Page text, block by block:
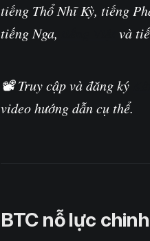
tiếng Thổ Nhĩ Kỳ, tiếng
tiếng Nga,
và
📽️ Truy cập và đăng ký
video hướng dẫn cụ thể.
BTC nỗ lực